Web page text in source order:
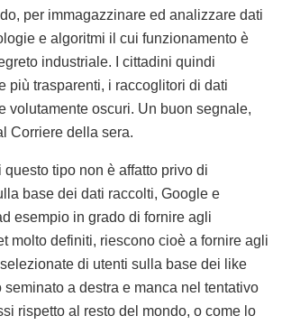
per immagazzinare ed analizzare dati
e algoritmi il cui funzionamento è
industriale. I cittadini quindi
più trasparenti, i raccoglitori di dati
volutamente oscuri. Un buon segnale,
Corriere della sera.
tipo non è affatto privo di
base dei dati raccolti, Google e
esempio in grado di fornire agli
molto definiti, riescono cioè a fornire agli
di utenti sulla base dei like
a destra e manca nel tentativo
rispetto al resto del mondo, o come lo